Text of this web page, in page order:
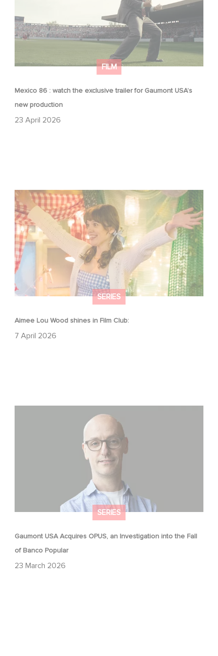
FILM
Mexico 86 : watch the exclusive trailer for Gaumont USA’s
new production
23 April 2026
SERIES
Aimee Lou Wood shines in Film Club:
7 April 2026
Aimee Lou Wood shines in Film Club:
SERIES
Gaumont USA Acquires OPUS, an Investigation into the Fall
of Banco Popular
23 March 2026